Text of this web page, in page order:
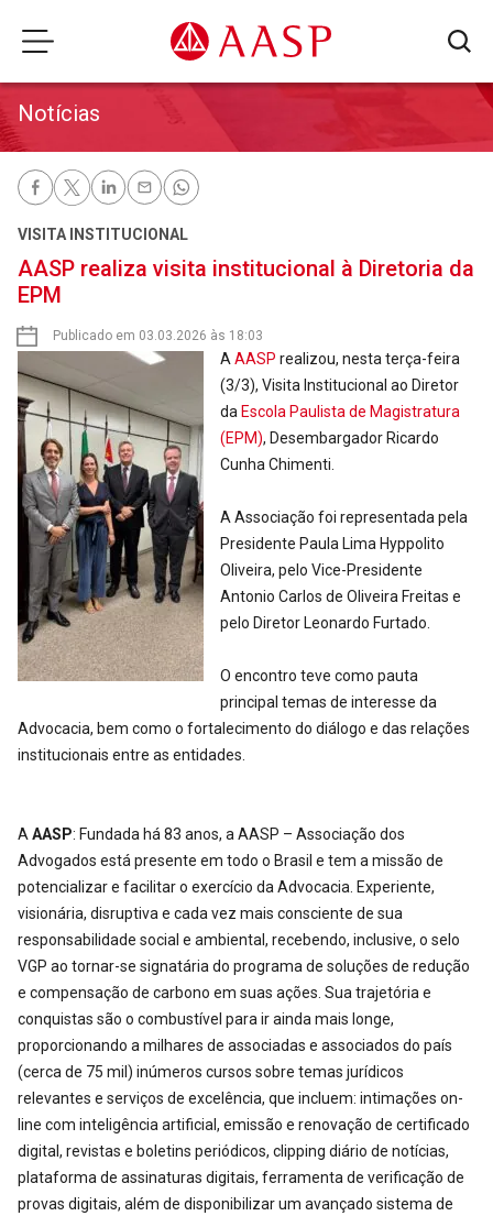
Notícias
VISITA INSTITUCIONAL
AASP realiza visita institucional à Diretoria da
EPM
Publicado em 03.03.2026 às 18:03
A AASP realizou, nesta terça-feira
(3/3), Visita Institucional ao Diretor
da Escola Paulista de Magistratura
(EPM), Desembargador Ricardo
Cunha Chimenti.
A Associação foi representada pela
Presidente Paula Lima Hyppolito
Oliveira, pelo Vice-Presidente
Antonio Carlos de Oliveira Freitas e
pelo Diretor Leonardo Furtado.
O encontro teve como pauta
principal temas de interesse da
Advocacia, bem como o fortalecimento do diálogo e das relações
institucionais entre as entidades.­
A AASP: Fundada há 83 anos, a AASP – Associação dos
Advogados está presente em todo o Brasil e tem a missão de
potencializar e facilitar o exercício da Advocacia. Experiente,
visionária, disruptiva e cada vez mais consciente de sua
responsabilidade social e ambiental, recebendo, inclusive, o selo
VGP ao tornar-se signatária do programa de soluções de redução
e compensação de carbono em suas ações. Sua trajetória e
conquistas são o combustível para ir ainda mais longe,
proporcionando a milhares de associadas e associados do país
(cerca de 75 mil) inúmeros cursos sobre temas jurídicos
relevantes e serviços de excelência, que incluem: intimações on-
line com inteligência artificial, emissão e renovação de certificado
digital, revistas e boletins periódicos, clipping diário de notícias,
plataforma de assinaturas digitais, ferramenta de verificação de
provas digitais, além de disponibilizar um avançado sistema de